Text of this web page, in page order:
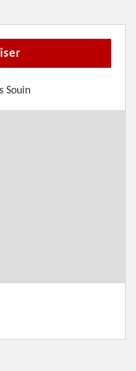
Souin